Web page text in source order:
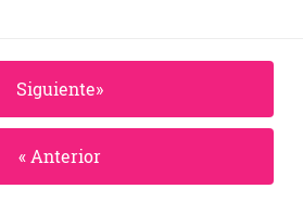
Siguiente»
« Anterior